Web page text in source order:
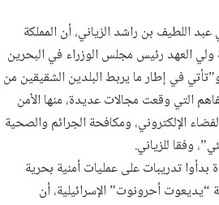
اللطيف بن راشد الزياني، أن المملكة
ولي العهد رئيس مجلس الوزراء في البحرين
في إطار ما يربط البلدين الشقيقين من
التي وقعت مجالات عديدة، منها الأمن
الإلكتروني، ومكافحة الجرائم والصحية
وفقا للزياني.
بدأوا تدريبات على عمليات أمنية بحرية
كشفت صحيفة “يديعوت أحرونوت” الإسرائيلية، أن